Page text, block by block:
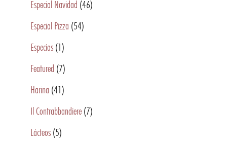
Especial Navidad (46)
Especial Pizza (54)
Especias (1)
Featured (7)
Harina (41)
Il Contrabbandiere (7)
Lácteos (5)